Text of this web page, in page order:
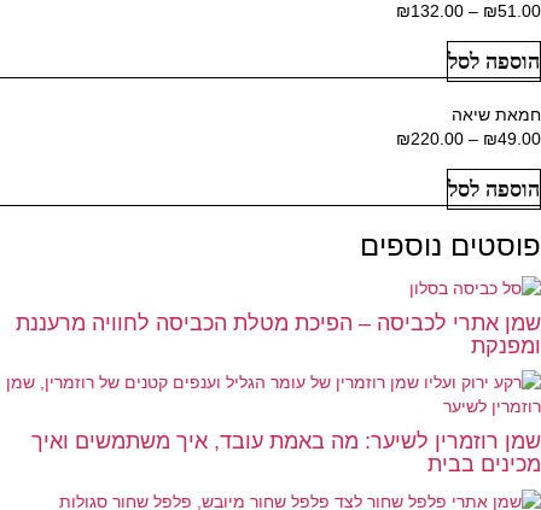
₪51.00
–
₪132.00
עד
הוספה לסל
חמאת שיאה
₪49.00
–
₪220.00
עד
הוספה לסל
פוסטים נוספים
שמן אתרי לכביסה – הפיכת מטלת הכביסה לחוויה מרעננת
ומפנקת
שמן רוזמרין לשיער: מה באמת עובד, איך משתמשים ואיך
מכינים בבית